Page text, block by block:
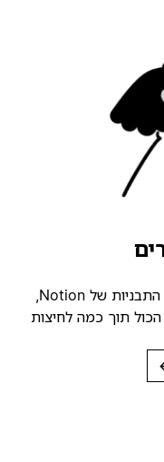
להעלות את התבנית שלכם לגלריית התבניות של Notion,
תוך כמה לחיצות